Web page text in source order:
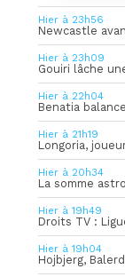
Hier à 23h56
Hier à 23h09
Gouiri lâche
Hier à 22h04
Benatia
Hier à 21h19
Hier à 20h34
Hier à 19h49
Hier à 19h04